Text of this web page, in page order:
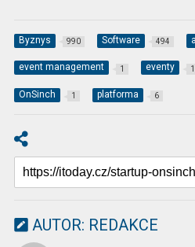
Byznys 990 Software 494
event management 1 eventy 1
OnSinch 1 platforma 6
AUTOR: REDAKCE